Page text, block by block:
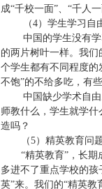
成“千校一面”、“千人
（4）学生学习自
中国的学生没有
的两片树叶一样。我
个学生都有不同程度
不饱”的不给多吃，有
中国缺少学术自
师教什么，学生就学
造吗？
（5）精英教育问
“精英教育”，长
多进不了重点学校的
英”来。我们的“精英教